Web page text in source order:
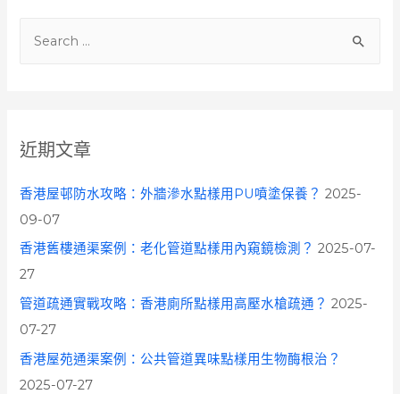
h
f
o
近期文章
香港屋邨防水攻略：外牆滲水點樣用PU噴塗保養？ 2025-
09-07
香港舊樓通渠案例：老化管道點樣用內窺鏡檢測？ 2025-07-
27
管道疏通實戰攻略：香港廁所點樣用高壓水槍疏通？ 2025-
07-27
香港屋苑通渠案例：公共管道異味點樣用生物酶根治？
2025-07-27